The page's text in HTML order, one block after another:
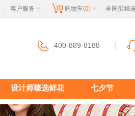
客户服务 购物车(0) 全国蛋糕
400-889-8188
设计师臻选鲜花 七夕节